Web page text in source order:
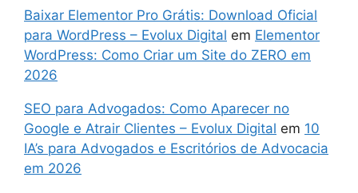
Baixar Elementor Pro Grátis: Download Oficial
para WordPress – Evolux Digital em Elementor
WordPress: Como Criar um Site do ZERO em
2026
SEO para Advogados: Como Aparecer no
Google e Atrair Clientes – Evolux Digital em 10
IA’s para Advogados e Escritórios de Advocacia
em 2026